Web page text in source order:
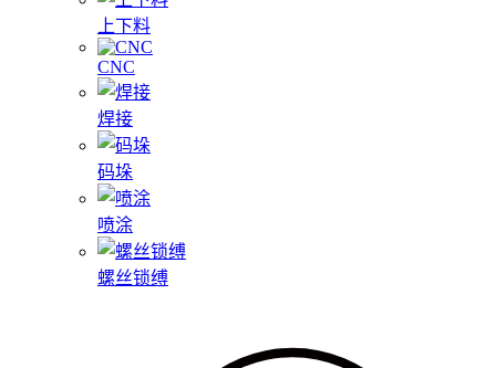
上下料
CNC
焊接
码垛
喷涂
螺丝锁缚